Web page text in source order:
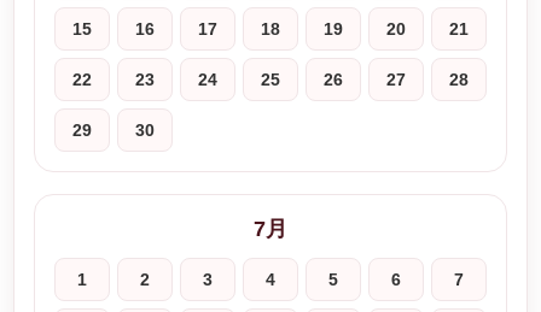
15 16 17 18 19 20 21
22 23 24 25 26 27 28
29 30
7月
1 2 3 4 5 6 7